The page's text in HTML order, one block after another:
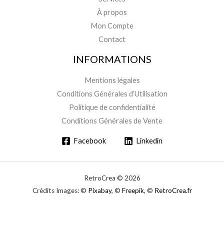
À propos
Mon Compte
Contact
INFORMATIONS
Mentions légales
Conditions Générales d’Utilisation
Politique de confidentialité
Conditions Générales de Vente
Facebook Linkedin
RetroCrea © 2026
Crédits Images: © Pixabay, © Freepik, © RetroCrea.fr